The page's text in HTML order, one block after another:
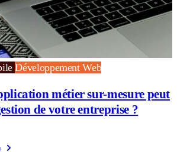
Développement Web
métier sur-mesure peut
de votre entreprise ?